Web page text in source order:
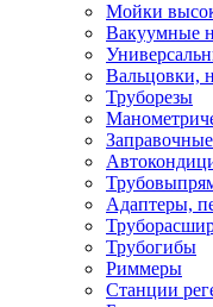
Мойки
Вакуумные
Вальцовки,
Труборезы
Адаптеры,
Трубогибы
Риммеры
Станции